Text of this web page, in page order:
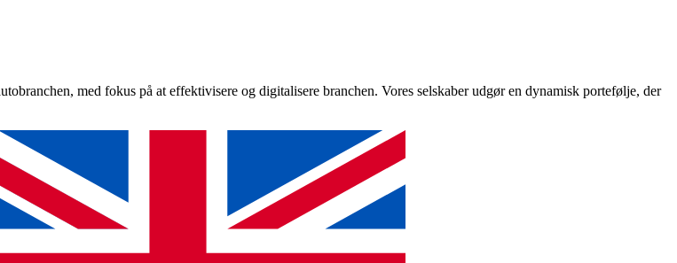
med fokus på at effektivisere og digitalisere branchen. Vores selskaber udgør en dynamisk portefølje, der